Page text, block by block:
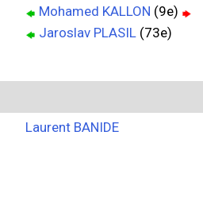
Mohamed KALLON (9e)
Jaroslav PLASIL (73e)
Laurent BANIDE